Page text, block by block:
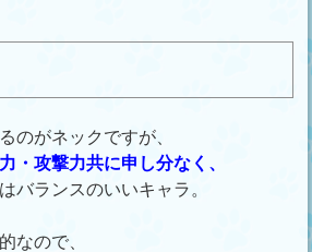
のがネックですが、
・攻撃力共に申し分なく、
バランスのいいキャラ。
なので、